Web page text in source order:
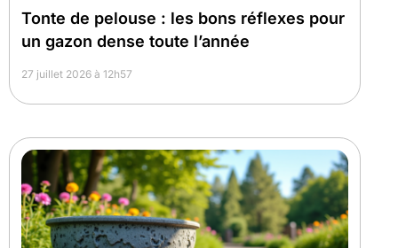
Tonte de pelouse : les bons réflexes pour
un gazon dense toute l’année
27 juillet 2026 à 12h57